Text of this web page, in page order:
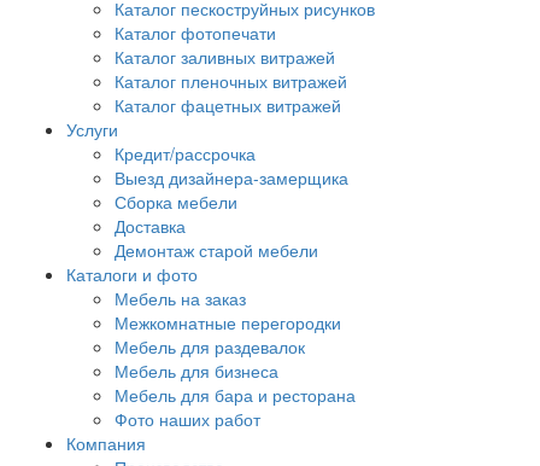
Каталог пескоструйных рисунков
Каталог фотопечати
Каталог заливных витражей
Каталог пленочных витражей
Каталог фацетных витражей
Услуги
Кредит/рассрочка
Выезд дизайнера-замерщика
Сборка мебели
Доставка
Демонтаж старой мебели
Каталоги и фото
Мебель на заказ
Межкомнатные перегородки
Мебель для раздевалок
Мебель для бизнеса
Мебель для бара и ресторана
Фото наших работ
Компания